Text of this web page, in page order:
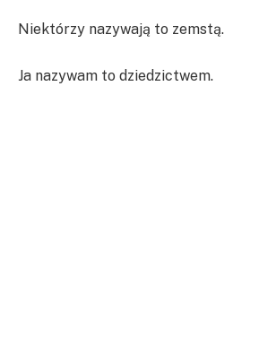
Niektórzy nazywają to zemstą.
Ja nazywam to dziedzictwem.